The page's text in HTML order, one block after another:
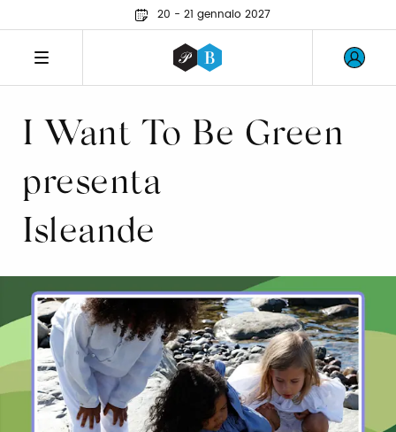
20 - 21 gennaio 2027
I Want To Be Green
presenta
Isleande